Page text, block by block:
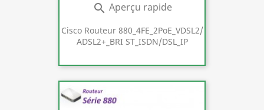
Cisco Routeur 880_4FE_2PoE_VDSL2/
ADSL2+_BRI ST_ISDN/DSL_IP
 Aperçu rapide